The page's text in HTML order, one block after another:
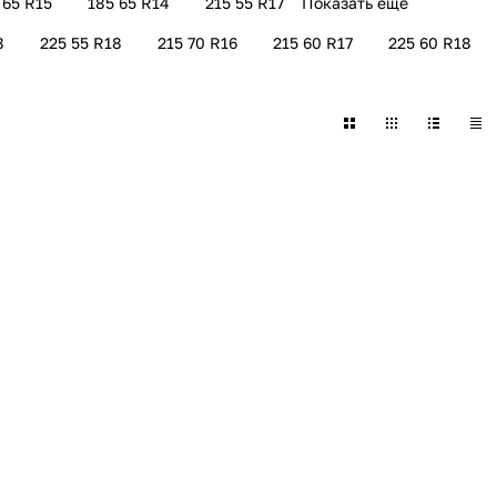
225 55 R18 215 70 R16 215 60 R17 225 60 R18